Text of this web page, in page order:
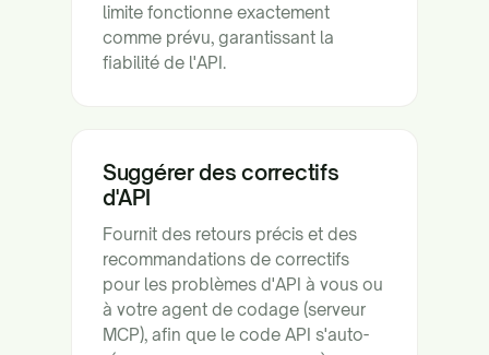
limite fonctionne exactement
comme prévu, garantissant la
fiabilité de l'API.
Suggérer des correctifs
d'API
Fournit des retours précis et des
recommandations de correctifs
pour les problèmes d'API à vous ou
à votre agent de codage (serveur
MCP), afin que le code API s'auto-